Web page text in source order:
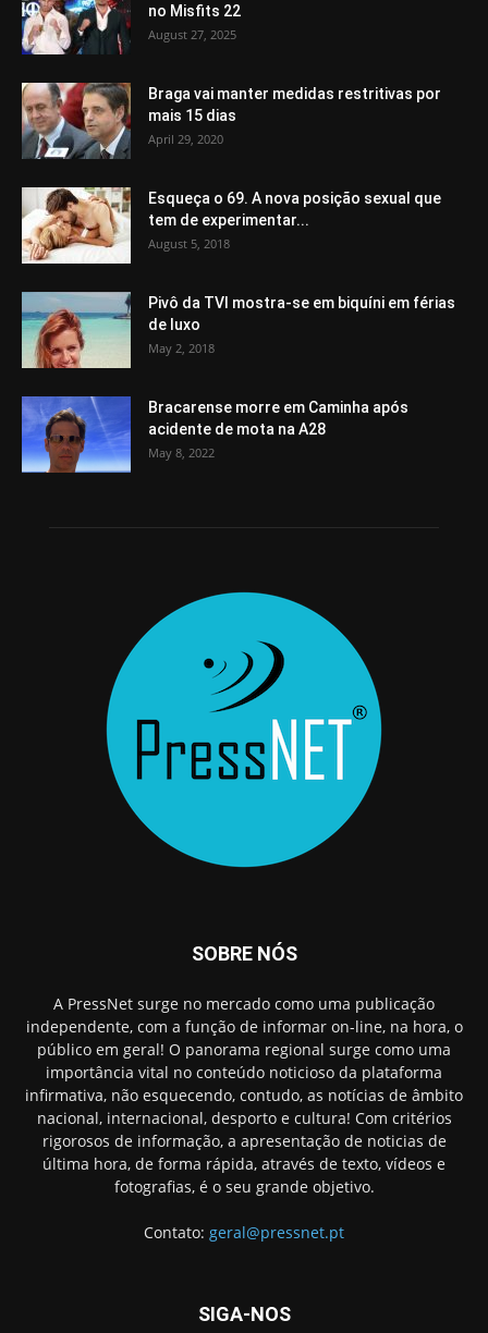
no Misfits 22
August 27, 2025
Braga vai manter medidas restritivas por
mais 15 dias
April 29, 2020
Esqueça o 69. A nova posição sexual que
tem de experimentar...
August 5, 2018
Pivô da TVI mostra-se em biquíni em férias
de luxo
May 2, 2018
Bracarense morre em Caminha após
acidente de mota na A28
May 8, 2022
SOBRE NÓS
A PressNet surge no mercado como uma publicação
independente, com a função de informar on-line, na hora, o
público em geral! O panorama regional surge como uma
importância vital no conteúdo noticioso da plataforma
infirmativa, não esquecendo, contudo, as notícias de âmbito
nacional, internacional, desporto e cultura! Com critérios
rigorosos de informação, a apresentação de noticias de
última hora, de forma rápida, através de texto, vídeos e
fotografias, é o seu grande objetivo.
Contato: geral@pressnet.pt
SIGA-NOS